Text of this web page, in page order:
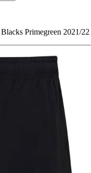
Primegreen 2021/22